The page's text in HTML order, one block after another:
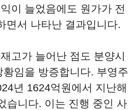
이 늘었음에도 원가가 전
면서 나타난 결과입니다.
고가 늘어난 점도 분양시
임을 방증합니다. 부영주
년 1624억원에서 지난해
습니다. 이는 진행 중인 사